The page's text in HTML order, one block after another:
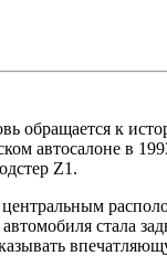
обращается к
автосалоне в
Z1.
стала